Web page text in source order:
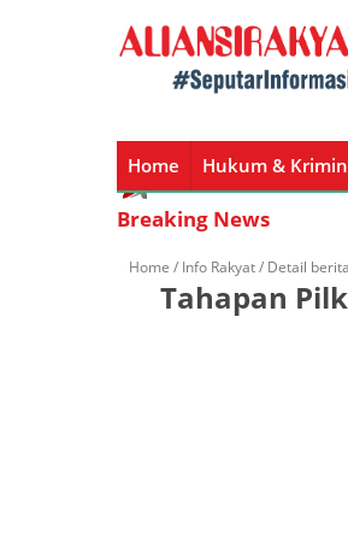
Home Hukum &
Home Hukum &
Breaking News
Home / Info Rakyat/ Detail berita
Tahapan